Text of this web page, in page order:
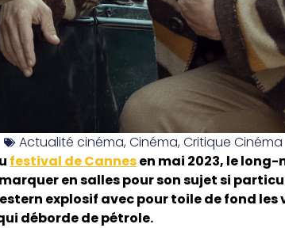
Actualité cinéma,Cinéma,Critique Cinéma
festival de Cannesen mai 2023, le
en salles pour son sujet si
explosif avec pour toile de fond les
déborde de pétrole.